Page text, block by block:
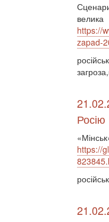
велика
https://
zapad-
Росію
https://